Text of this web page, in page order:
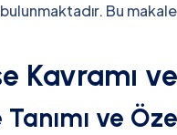
Bu
Kavramı
ve